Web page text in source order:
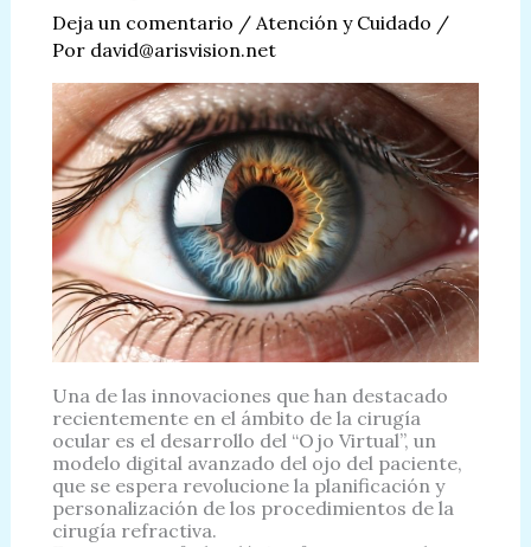
Deja un comentario / Atención y Cuidado /
Por david@arisvision.net
Una de las innovaciones que han destacado
recientemente en el ámbito de la cirugía
ocular es el desarrollo del “Ojo Virtual”, un
modelo digital avanzado del ojo del paciente,
que se espera revolucione la planificación y
personalización de los procedimientos de la
cirugía refractiva.